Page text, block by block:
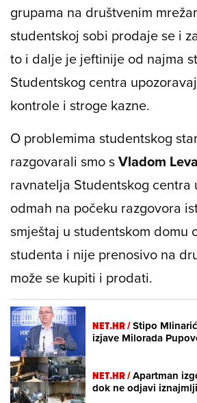
grupama na društvenim
studentskoj sobi prodaje se i
to i dalje je jeftinije od najma
Studentskog centra
kontrole i stroge kazne.
O problemima studentskog
razgovarali smo sVladom
ravnatelja Studentskog centra
odmah na počeku razgovora
smještaj u studentskom domu
studenta i nije prenosivo na
može se kupiti i prodati.
NET.HR /Stipo
izjave Milorada
NET.HR /Apartman
dok ne odjavi